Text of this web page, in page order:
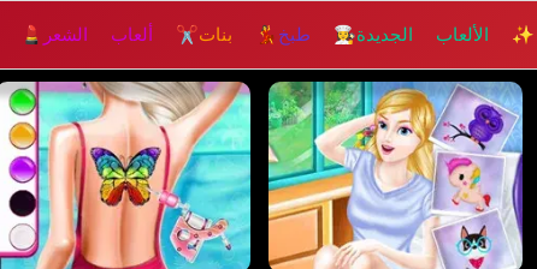
✨ الألعاب الجديدة👩‍🍳 طبخ 💃 بنات✂️ ألعاب الشعر 💄